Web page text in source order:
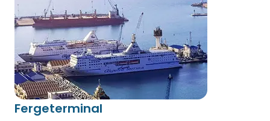
Fergeterminal